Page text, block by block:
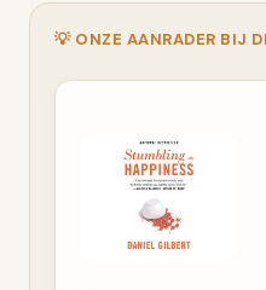
💡 ONZE AANRADER BIJ